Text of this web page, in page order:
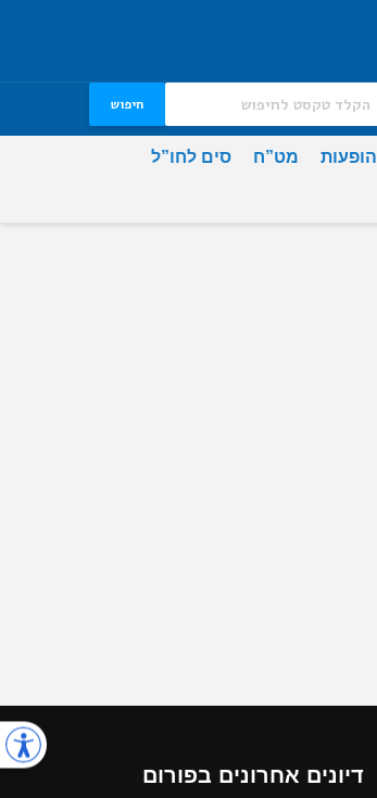
חיפוש
הופעות מט”ח סים לחו”ל
דיונים אחרונים בפורום